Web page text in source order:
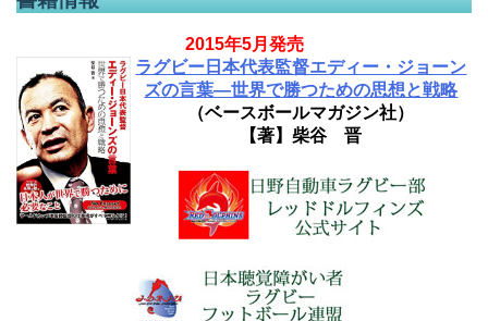
2015年5月発売
ラグビー日本代表監督エディー・ジョーン
ズの言葉―世界で勝つための思想と戦略
（ベースボールマガジン社）
【著】柴谷 晋